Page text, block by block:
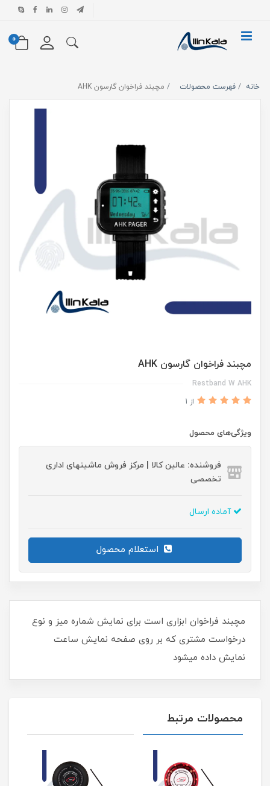
0
خانه فهرست محصولات مچبند فراخوان گارسون AHK
مچبند فراخوان گارسون AHK
Restband W AHK
از 1
ویژگی‌های محصول
فروشنده: عالین کالا | مرکز فروش ماشینهای اداری
تخصصی
آماده ارسال
مچبند فراخوان ابزاری است برای نمایش شماره میز و نوع
درخواست مشتری که بر روی صفحه نمایش ساعت
نمایش داده میشود
محصولات مرتبط